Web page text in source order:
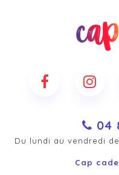
04
Du lundi au vendredi
Cap